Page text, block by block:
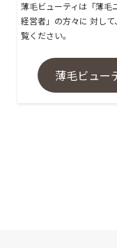
薄毛ビューティは「薄毛
経営者」の方々に 対して、
覧ください。
薄毛ビュー